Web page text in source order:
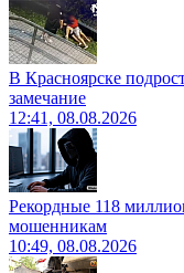
В Красноярске
замечание
12:41, 08.08.2026
Рекордные 118
мошенникам
10:49, 08.08.2026